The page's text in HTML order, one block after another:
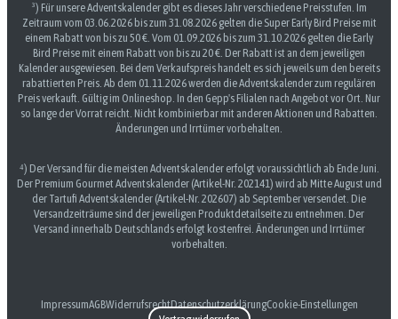
³) Für unsere Adventskalender gibt es dieses Jahr verschiedene Preisstufen. Im
Zeitraum vom 03.06.2026 bis zum 31.08.2026 gelten die Super Early Bird Preise mit
einem Rabatt von bis zu 50 €. Vom 01.09.2026 bis zum 31.10.2026 gelten die Early
Bird Preise mit einem Rabatt von bis zu 20 €. Der Rabatt ist an dem jeweiligen
Kalender ausgewiesen. Bei dem Verkaufspreis handelt es sich jeweils um den bereits
rabattierten Preis. Ab dem 01.11.2026 werden die Adventskalender zum regulären
Preis verkauft. Gültig im Onlineshop. In den Gepp's Filialen nach Angebot vor Ort. Nur
so lange der Vorrat reicht. Nicht kombinierbar mit anderen Aktionen und Rabatten.
Änderungen und Irrtümer vorbehalten.
⁴) Der Versand für die meisten Adventskalender erfolgt voraussichtlich ab Ende Juni.
Der Premium Gourmet Adventskalender (Artikel-Nr. 202141) wird ab Mitte August und
der Tartufi Adventskalender (Artikel-Nr. 202607) ab September versendet. Die
Versandzeiträume sind der jeweiligen Produktdetailseite zu entnehmen. Der
Versand innerhalb Deutschlands erfolgt kostenfrei. Änderungen und Irrtümer
vorbehalten.
ImpressumAGBWiderrufsrechtDatenschutzerklärungCookie-Einstellungen